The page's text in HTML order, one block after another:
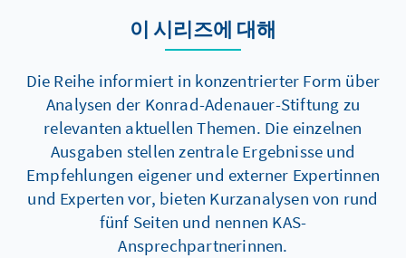
이 시리즈에 대해
Die Reihe informiert in konzentrierter Form über
Analysen der Konrad-Adenauer-Stiftung zu
relevanten aktuellen Themen. Die einzelnen
Ausgaben stellen zentrale Ergebnisse und
Empfehlungen eigener und externer Expertinnen
und Experten vor, bieten Kurzanalysen von rund
fünf Seiten und nennen KAS-
Ansprechpartnerinnen.